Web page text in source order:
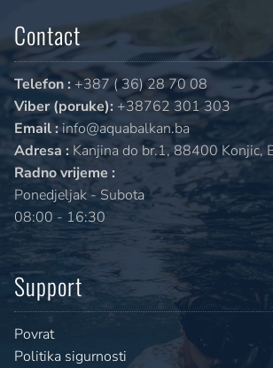
Contact
Telefon : +387 ( 36) 28 70 08
Viber (poruke): +38762 301 303
Email :info@aquabalkan.ba
Adresa : Kanjina do br.1, 88400 Konjic,
Radno vrijeme :
Ponedjeljak - Subota
08:00 - 16:30
Support
Povrat
Politika sigurnosti